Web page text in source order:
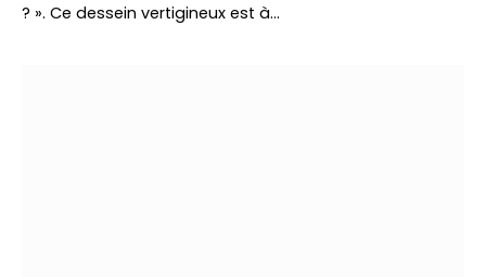
? ». Ce dessein vertigineux est à…